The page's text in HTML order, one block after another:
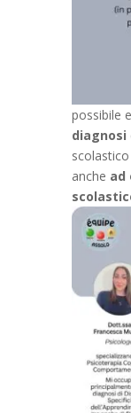
possibile
diagnosi
anche ad